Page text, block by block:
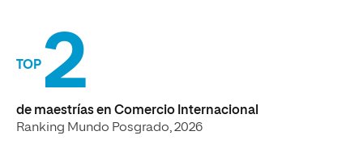
TOP 2
de maestrías en Comercio Internacional
Ranking Mundo Posgrado, 2026